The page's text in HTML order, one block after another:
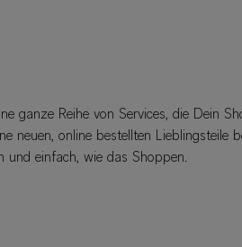
ganze Reihe von Services, die Dein
neuen, online bestellten Lieblingsteile
und einfach, wie das Shoppen.